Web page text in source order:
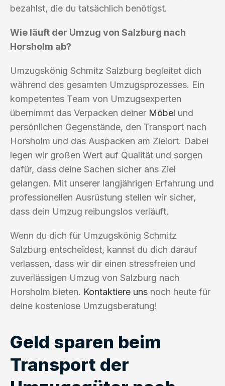
bezahlst, die du tatsächlich benötigst.
Wie läuft der Umzug von Salzburg nach
Horsholm ab?
Umzugskönig Schmitz Salzburg begleitet dich
während des gesamten Umzugsprozesses. Ein
kompetentes Team von Umzugsexperten
übernimmt das Verpacken deiner Möbel und
persönlichen Gegenstände, den Transport nach
Horsholm und das Auspacken am Zielort. Dabei
legen wir großen Wert auf Qualität und sorgen
dafür, dass deine Sachen sicher ans Ziel
gelangen. Mit unserer langjährigen Erfahrung und
professionellen Ausrüstung stellen wir sicher,
dass dein Umzug reibungslos verläuft.
Wenn du dich für Umzugskönig Schmitz
Salzburg entscheidest, kannst du dich darauf
verlassen, dass wir dir einen stressfreien und
zuverlässigen Umzug von Salzburg nach
Horsholm bieten. Kontaktiere uns noch heute für
deine kostenlose Umzugsberatung!
Geld sparen beim
Transport der